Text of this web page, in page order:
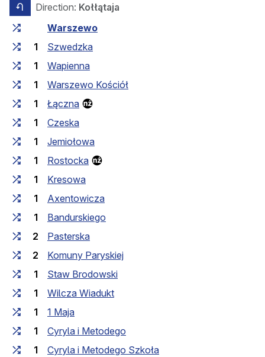
opposite direction
Direction: Kołłątaja
Travel time between stops
Warszewo
1
Szwedzka
1
Wapienna
1
Warszewo Kościół
1
Łączna
1
Czeska
1
Jemiołowa
1
Rostocka
1
Kresowa
1
Axentowicza
1
Bandurskiego
2
Pasterska
2
Komuny Paryskiej
1
Staw Brodowski
1
Wilcza Wiadukt
1
1 Maja
1
Cyryla i Metodego
1
Cyryla i Metodego Szkoła